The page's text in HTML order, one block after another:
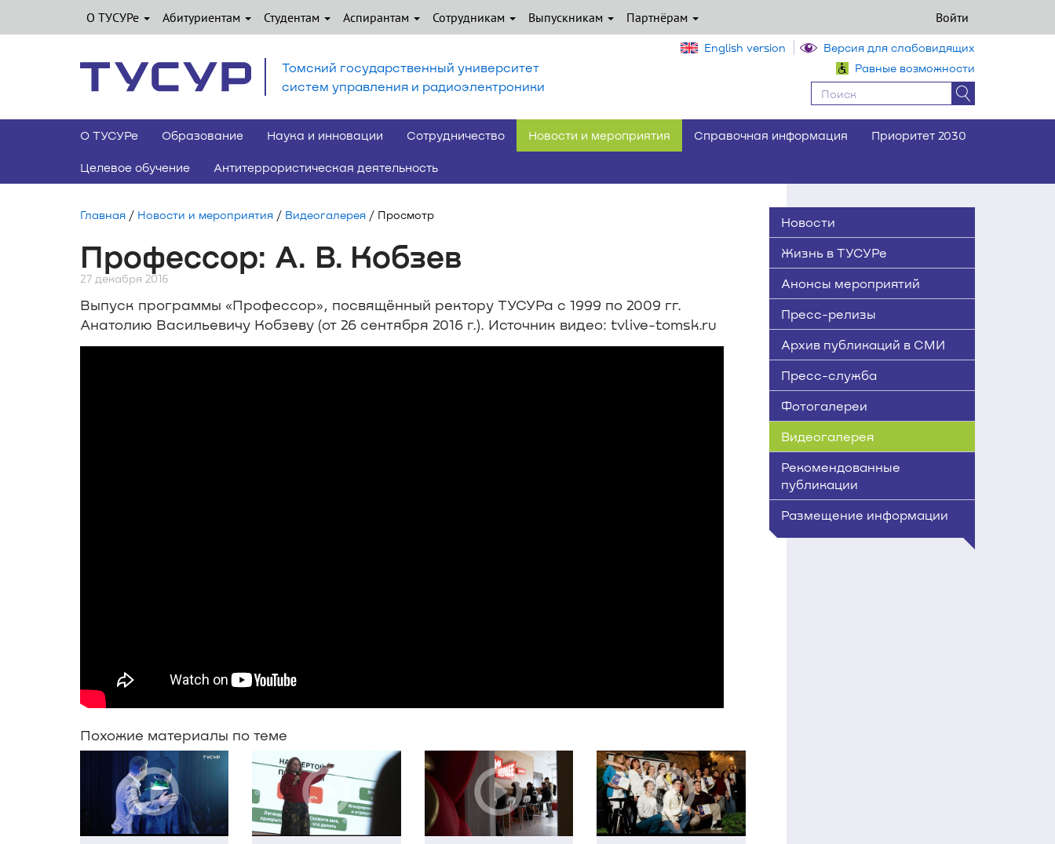
О ТУСУРе Абитуриентам Студентам Аспирантам Сотрудникам Выпускникам Партнёрам Войти
Томский государственный университет
систем управления и радиоэлектроники
English version
Версия для слабовидящих
Равные возможности
О ТУСУРе Образование Наука и инновации Сотрудничество Новости и мероприятия Справочная информация Приоритет 2030
Целевое обучение Антитеррористическая деятельность
Главная / Новости и мероприятия / Видеогалерея / Просмотр
Профессор: А. В. Кобзев
27 декабря 2016
Выпуск программы «Профессор», посвящённый ректору ТУСУРа с 1999 по 2009 гг.
Анатолию Васильевичу Кобзеву (от 26 сентября 2016 г.). Источник видео: tvlive-tomsk.ru
Похожие материалы по теме
Новости
Жизнь в ТУСУРе
Анонсы мероприятий
Пресс-релизы
Архив публикаций в СМИ
Пресс-служба
Фотогалереи
Видеогалерея
Рекомендованные
публикации
Размещение информации